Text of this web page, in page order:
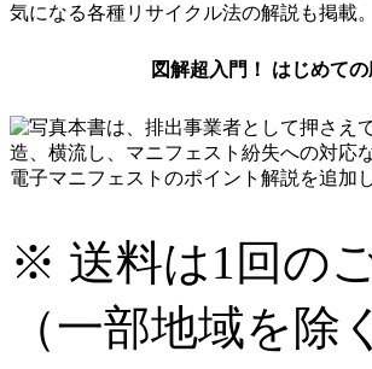
気になる各種リサイクル法の解説も掲載。
図解超入門！ はじめて
本書は、排出事業者として押さえ
造、横流し、マニフェスト紛失への対応
電子マニフェストのポイント解説を追加
※ 送料は1回の
（一部地域を除